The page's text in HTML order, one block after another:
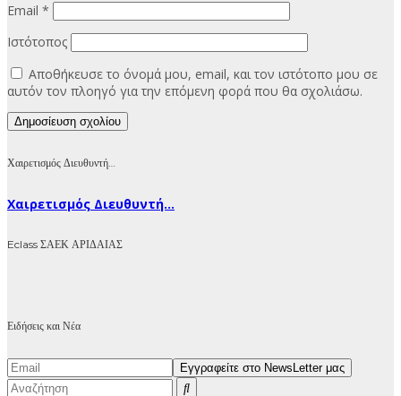
Email *
Ιστότοπος
Αποθήκευσε το όνομά μου, email, και τον ιστότοπο μου σε
αυτόν τον πλοηγό για την επόμενη φορά που θα σχολιάσω.
Χαιρετισμός Διευθυντή…
Χαιρετισμός Διευθυντή...
Eclass ΣΑΕΚ ΑΡΙΔΑΙΑΣ
Ειδήσεις και Νέα